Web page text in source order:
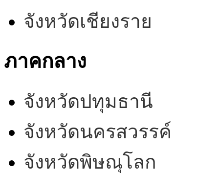
จังหวัดเชียงราย
ภาคกลาง
จังหวัดปทุมธานี
จังหวัดนครสวรรค์
จังหวัดพิษณุโลก